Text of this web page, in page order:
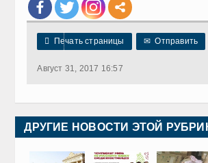
 Печать страницы ✉ Отправить
Август 31, 2017 16:57
ДРУГИЕ НОВОСТИ ЭТОЙ